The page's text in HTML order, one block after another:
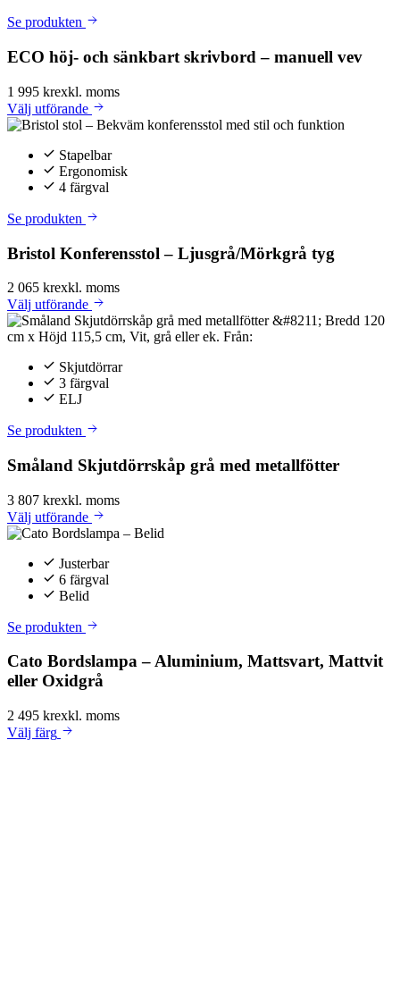
Se produkten
ECO höj- och sänkbart skrivbord – manuell vev
1 995 krexkl. moms
Välj utförande
Stapelbar
Ergonomisk
4 färgval
Se produkten
Bristol Konferensstol – Ljusgrå/Mörkgrå tyg
2 065 krexkl. moms
Välj utförande
Skjutdörrar
3 färgval
ELJ
Se produkten
Småland Skjutdörrskåp grå med metallfötter
3 807 krexkl. moms
Välj utförande
Justerbar
6 färgval
Belid
Se produkten
Cato Bordslampa – Aluminium, Mattsvart, Mattvit
eller Oxidgrå
2 495 krexkl. moms
Välj färg